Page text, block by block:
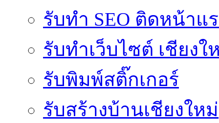
รับทำ SEO ติดหน้าแ
รับทำเว็บไซต์ เชียงใ
รับพิมพ์สติ๊กเกอร์
รับสร้างบ้านเชียงใหม่